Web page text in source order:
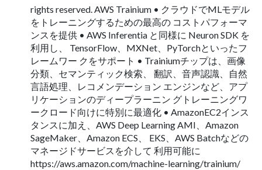
rights reserved. AWS Trainium • クラウドでMLモデル
をトレーニングするための最高の コストパフォーマ
ンスを提供 • AWS Inferentia と同様に Neuron SDK を
利用し、 TensorFlow、MXNet、PyTorchといったフ
レームワー クをサポート • Trainiumチップは、画像
分類、セマンティック検索、 翻訳、音声認識、自然
言語処理、レコメンデーション エンジンなど、アプ
リケーションのディープラーニン グトレーニングワ
ークロード向けに特別に最適化 • AmazonEC2インス
タンスに加え、AWS Deep Learning AMI、Amazon
SageMaker、Amazon ECS、 EKS、AWS Batchなどの
マネージドサービスを介して 利用可能に
https://aws.amazon.com/machine-learning/trainium/